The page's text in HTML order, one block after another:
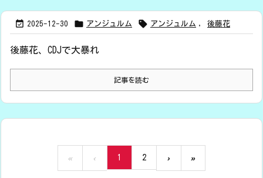
 2025-12-30  アンジュルム  アンジュルム , 後藤花
後藤花、CDJで大暴れ
記事を読む
« ‹ 1 2 › »